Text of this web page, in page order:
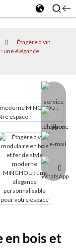
Étagère à vin
une élégance
en bois et